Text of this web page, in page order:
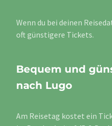
Wenn du bei deinen
oft günstigere Tickets.
Bequem und
nach Lugo
Am Reisetag kostet ein